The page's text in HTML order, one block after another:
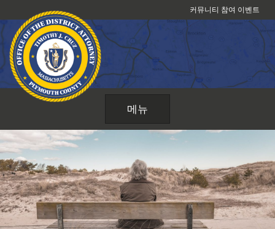
텐
츠
건
커뮤니티 참여 이벤트
메뉴